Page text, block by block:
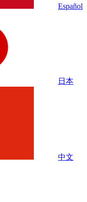
Español
日本
中文